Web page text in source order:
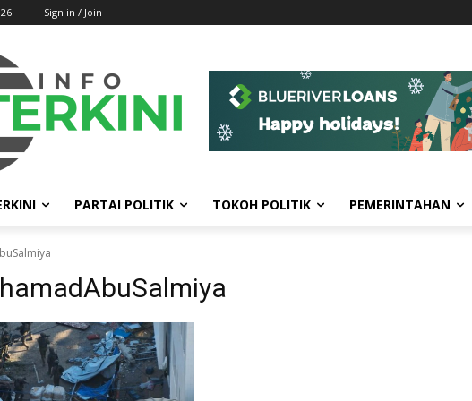
Sign in / Join
PARTAI POLITIK TOKOH POLITIK PEMERINTAHAN